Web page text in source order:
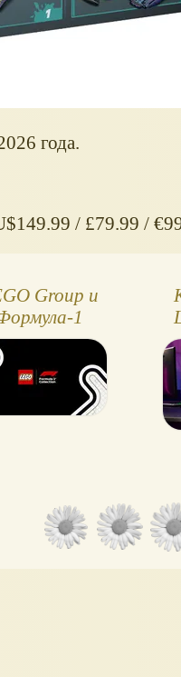
года.
/ £79.99 /
Group и
1
о новом